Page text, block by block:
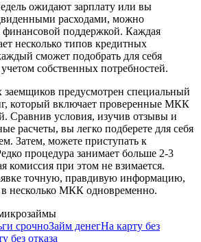
ожидают зарплату или вы
расходами, можно
поддержкой. Каждая
несколько типов кредитных
сможет подобрать для себя
собственных потребностей.
заемщиков предусмотрен специальный
который включает проверенные МКК
Сравнив условия, изучив отзывы и
расчеты, вы легко подберете для себя
Затем, можете приступать к
процедура занимает больше 2-3
комиссия при этом не взимается.
точную, правдивую информацию,
в несколько МКК одновременно.
срочноЗайм денегНа карту без
без отказа